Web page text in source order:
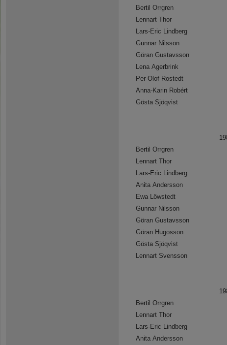
Bertil Orrgren
Lennart Thor
Lars-Eric Lindberg
Gunnar Nilsson
Göran Gustavsson
Lena Agerbrink
Per-Olof Rostedt
Anna-Karin Robért
Gösta Sjöqvist
Bertil Orrgren
Lennart Thor
Lars-Eric Lindberg
Anita Andersson
Ewa Löwstedt
Gunnar Nilsson
Göran Gustavsson
Göran Hugosson
Gösta Sjöqvist
Lennart Svensson
Bertil Orrgren
Lennart Thor
Lars-Eric Lindberg
Anita Andersson